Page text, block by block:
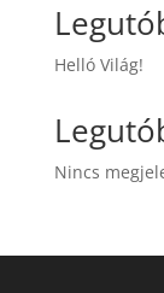
Helló Világ!
Nincs